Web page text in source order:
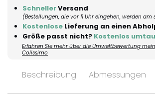
SchnellerVersand
(Bestellungen, die vor 11 Uhr eingehen, werden
Kostenlose Lieferung an einen
Größe passt nicht? Kostenlos
Erfahren Sie mehr über die Umweltbewertung
Colissimo
Beschreibung Abmessungen